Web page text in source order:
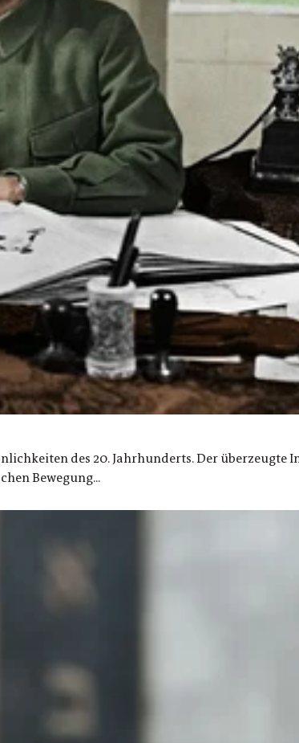
des 20. Jahrhunderts. Der überzeugte
Bewegung...